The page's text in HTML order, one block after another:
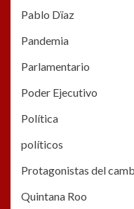
Pablo Dïaz
Pandemia
Parlamentario
Poder Ejecutivo
Política
políticos
Protagonistas del
Quintana Roo